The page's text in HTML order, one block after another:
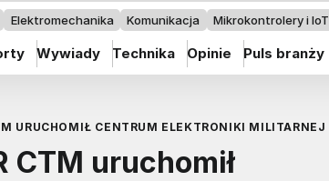
Elektromechanika Komunikacja Mikrokontrolery i IoT
Wywiady Technika Opinie Puls branży
URUCHOMIŁ CENTRUM ELEKTRONIKI MILITARNEJ
CTM uruchomił